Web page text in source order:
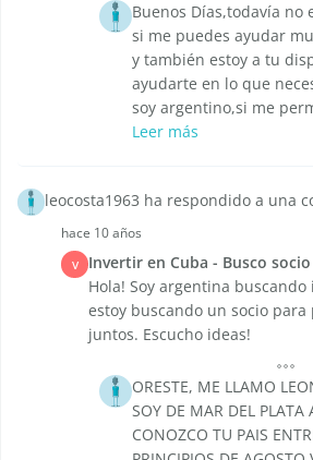
Buenos Días,todavía no
si me puedes ayudar
y también estoy a tu
ayudarte en lo que
soy argentino,si me
Leer más
leocosta1963 ha respondido a una
hace 10 años
V Invertir en Cuba - Busco socio
Hola! Soy argentina
estoy buscando un socio
juntos. Escucho ideas!
ORESTE, ME LLAMO
SOY DE MAR DEL PLATA
CONOZCO TU PAIS